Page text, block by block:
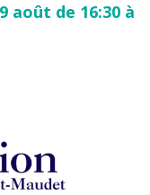
août de 16:30 à